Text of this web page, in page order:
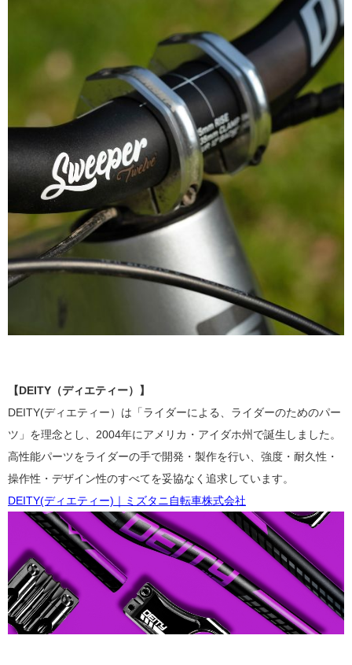
【DEITY（ディエティー）】
DEITY(ディエティー）は「ライダーによる、ライダーのためのパー
ツ」を理念とし、2004年にアメリカ・アイダホ州で誕生しました。
高性能パーツをライダーの手で開発・製作を行い、 強度・耐久性・
操作性・デザイン性のすべてを妥協なく追求しています。
DEITY(ディエティー)｜ミズタニ自転車株式会社